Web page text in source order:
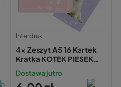
Interdruk
4x Zeszyt A5 16 Kartek
Kratka KOTEK PIESEK
Zwierzaki Interdruk
Dostawa jutro